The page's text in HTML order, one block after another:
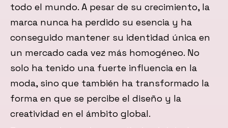
todo el mundo. A pesar de su crecimiento, la
marca nunca ha perdido su esencia y ha
conseguido mantener su identidad única en
un mercado cada vez más homogéneo. No
solo ha tenido una fuerte influencia en la
moda, sino que también ha transformado la
forma en que se percibe el diseño y la
creatividad en el ámbito global.